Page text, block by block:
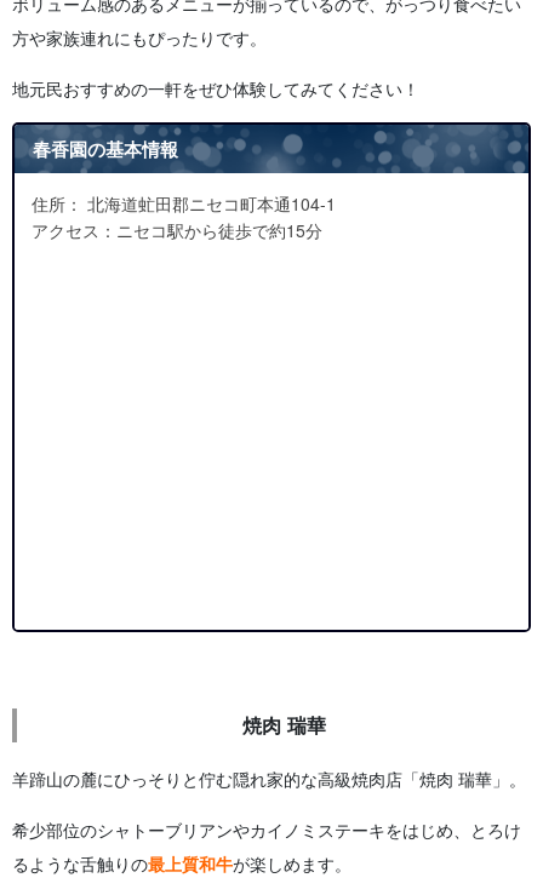
方や家族連れにもぴったりです。
地元民おすすめの一軒をぜひ体験してみてください！
春香園の基本情報
住所： 北海道虻田郡ニセコ町本通104-1
アクセス：ニセコ駅から徒歩で約15分
焼肉 瑞華
羊蹄山の麓にひっそりと佇む隠れ家的な高級焼肉店「焼肉 瑞華」。
希少部位のシャトーブリアンやカイノミステーキをはじめ、とろけ
るような舌触りの最上質和牛が楽しめます。